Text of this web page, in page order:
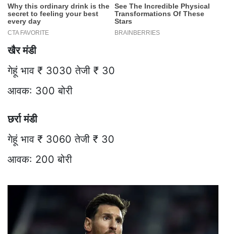
खैर मंडी
गेहूं भाव ₹ 3030 तेजी ₹ 30
आवक: 300 बोरी
छर्रा मंडी
गेहूं भाव ₹ 3060 तेजी ₹ 30
आवक: 200 बोरी